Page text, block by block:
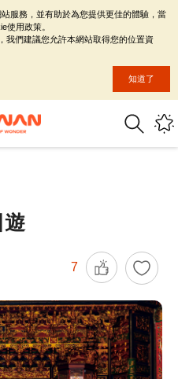
遊
7
服務，並有助於為您提供更佳的體驗，當
使用政策。
我們建議您允許本網站取得您的位置資
知道了